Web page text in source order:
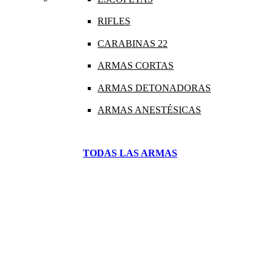
RIFLES
CARABINAS 22
ARMAS CORTAS
ARMAS DETONADORAS
ARMAS ANESTÉSICAS
TODAS LAS ARMAS